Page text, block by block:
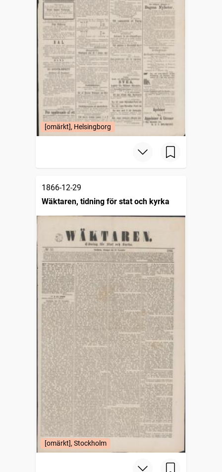
[omärkt], Helsingborg
1866-12-29
Wäktaren, tidning för stat och kyrka
[omärkt], Stockholm